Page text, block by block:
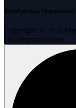
Δευτέρα έως Παρασκευή
Copyright © 2026
Development team